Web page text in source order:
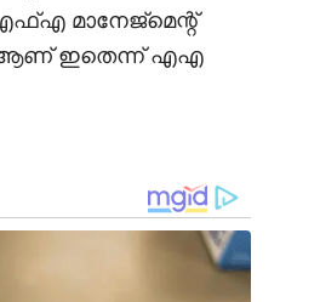
മാനേജ്മെന്റ്
ആണ് ഇതെന്ന് എഎ